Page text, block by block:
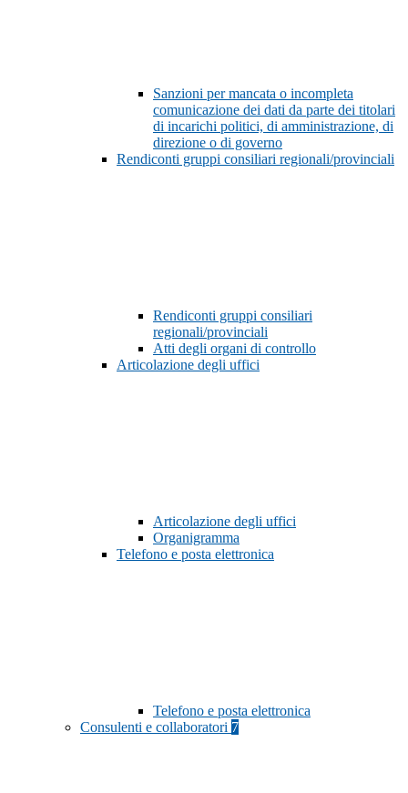
Sanzioni per mancata o incompleta
comunicazione dei dati da parte dei titolari
di incarichi politici, di amministrazione, di
direzione o di governo
Rendiconti gruppi consiliari regionali/provinciali
Rendiconti gruppi consiliari
regionali/provinciali
Atti degli organi di controllo
Articolazione degli uffici
Articolazione degli uffici
Organigramma
Telefono e posta elettronica
Telefono e posta elettronica
Consulenti e collaboratori 7